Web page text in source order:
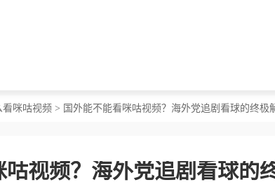
咪咕视频 > 国外能不能看咪咕视频？海外党追剧看球的终极
咕视频？海外党追剧看球的